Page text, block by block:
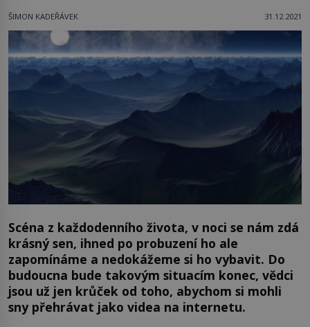
ŠIMON KADEŘÁVEK 31.12.2021
Scéna z každodenního života, v noci se nám zdá
krásný sen, ihned po probuzení ho ale
zapomínáme a nedokážeme si ho vybavit. Do
budoucna bude takovým situacím konec, vědci
jsou už jen krůček od toho, abychom si mohli
sny přehrávat jako videa na internetu.